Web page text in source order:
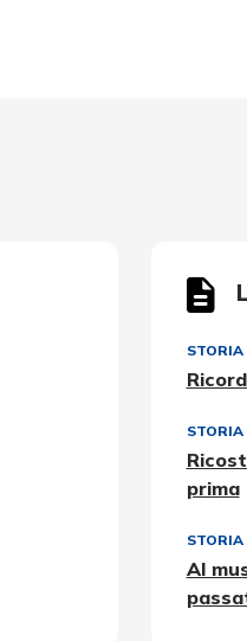
STORIA
STORIA
prima
STORIA
Al